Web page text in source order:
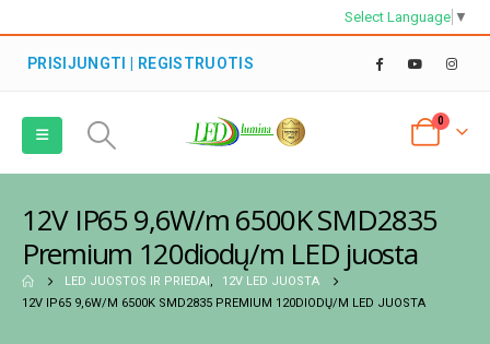
Select Language ▼
PRISIJUNGTI | REGISTRUOTIS
0
12V IP65 9,6W/m 6500K SMD2835
Premium 120diodų/m LED juosta
LED JUOSTOS IR PRIEDAI
12V LED JUOSTA
12V IP65 9,6W/M 6500K SMD2835 PREMIUM 120DIODŲ/M LED JUOSTA